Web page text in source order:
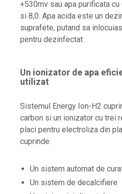
+530mv sau apa purificata cu
si 8,0. Apa acida este un
suprafete, putand sa
pentru dezinfectat.
Un ionizator de apa
utilizat
Sistemul Energy Ion-H2
carbon si un ionizator cu trei
placi pentru electroliza din
cuprinde:
Un sistem automat de
Un sistem de decalcifiere